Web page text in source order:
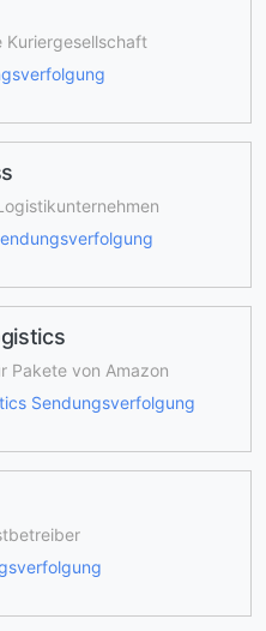
Kuriergesellschaft
Pakete von Amazon
Sendungsverfolgung